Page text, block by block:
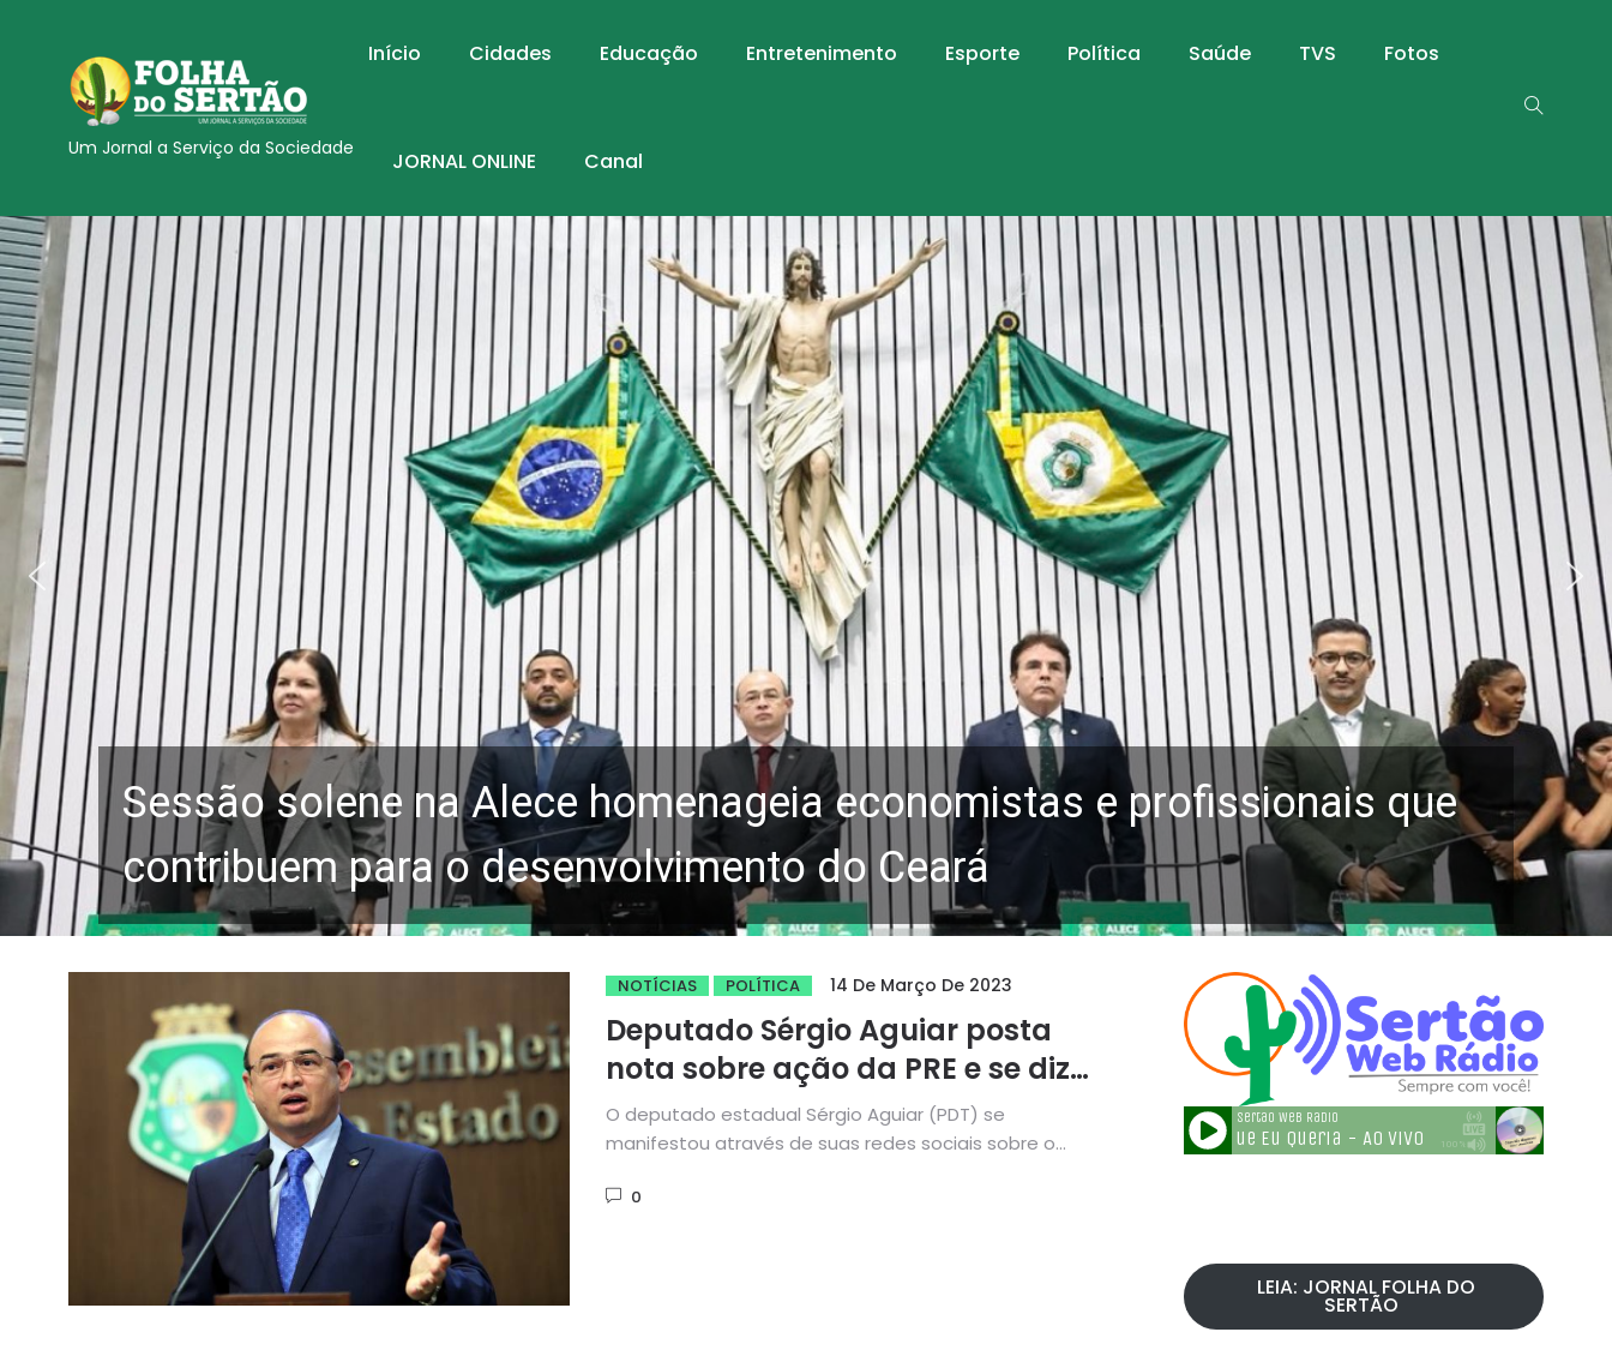
Um Jornal a Serviço da Sociedade
Início Cidades Educação Entretenimento Esporte Política Saúde TVS Fotos
JORNAL ONLINE Canal
Sessão solene na Alece homenageia economistas e profissionais que
contribuem para o desenvolvimento do Ceará
NOTÍCIAS POLÍTICA 14 De Março De 2023
Deputado Sérgio Aguiar posta
nota sobre ação da PRE e se diz
confiante em sua defesa
O deputado estadual Sérgio Aguiar (PDT) se
manifestou através de suas redes sociais sobre o
0
LEIA: JORNAL FOLHA DO
SERTÃO